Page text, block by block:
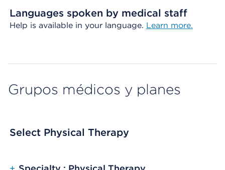
Languages spoken by medical staff
Help is available in your language. Learn more.
Grupos médicos y planes
Select Physical Therapy